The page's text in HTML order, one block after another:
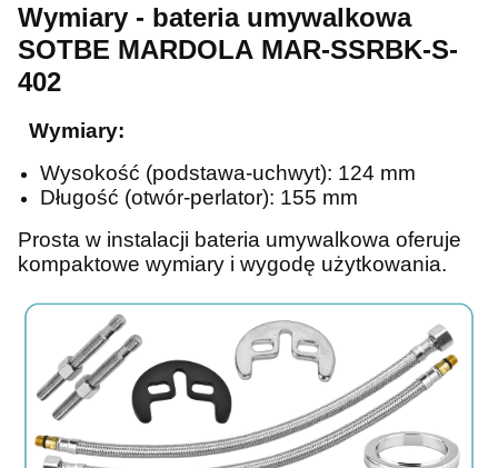
Wymiary - bateria umywalkowa
SOTBE MARDOLA MAR-SSRBK-S-
402
Wymiary:
Wysokość (podstawa-uchwyt): 124 mm
Długość (otwór-perlator): 155 mm
Prosta w instalacji bateria umywalkowa oferuje
kompaktowe wymiary i wygodę użytkowania.